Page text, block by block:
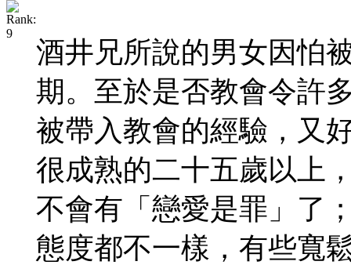
酒井兄所說的男女因怕
期。至於是否教會令許
被帶入教會的經驗，又
很成熟的二十五歲以上
不會有「戀愛是罪」了
態度都不一樣，有些寬